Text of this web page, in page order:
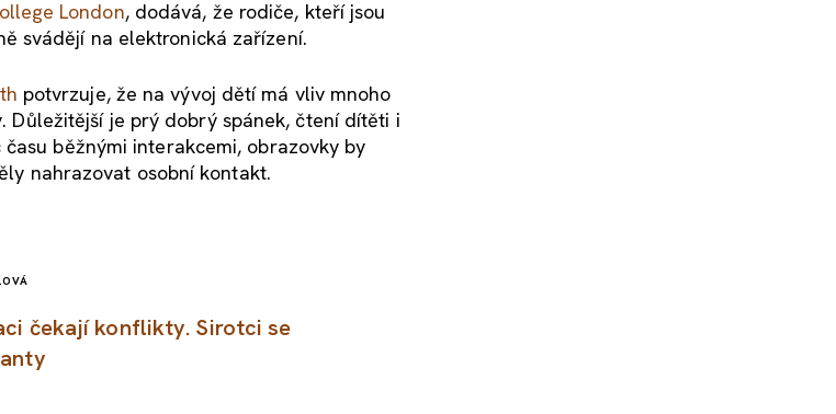
London, dodává, že rodiče, kteří jsou
svádějí na elektronická zařízení.
potvrzuje, že na vývoj dětí má vliv mnoho
Důležitější je prý dobrý spánek, čtení dítěti i
běžnými interakcemi, obrazovky by
nahrazovat osobní kontakt.
čekají konflikty. Sirotci se